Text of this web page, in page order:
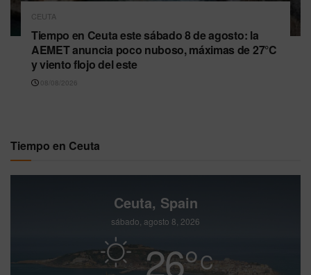
CEUTA
Tiempo en Ceuta este sábado 8 de agosto: la
AEMET anuncia poco nuboso, máximas de 27°C
y viento flojo del este
08/08/2026
Tiempo en Ceuta
Ceuta, Spain
sábado, agosto 8, 2026
26°C